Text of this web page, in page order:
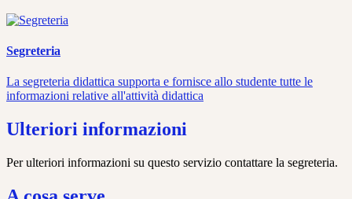
Segreteria
La segreteria didattica supporta e fornisce allo studente tutte le
informazioni relative all'attività didattica
Ulteriori informazioni
Per ulteriori informazioni su questo servizio contattare la segreteria.